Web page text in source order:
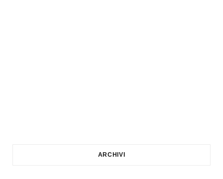
ARCHIVI